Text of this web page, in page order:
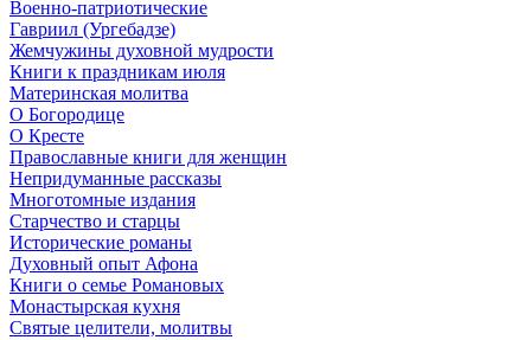
Военно-патриотические
Гавриил (Ургебадзе)
Жемчужины духовной мудрости
Книги к праздникам июля
Материнская молитва
О Богородице
О Кресте
Православные книги для женщин
Непридуманные рассказы
Многотомные издания
Старчество и старцы
Исторические романы
Духовный опыт Афона
Книги о семье Романовых
Монастырская кухня
Святые целители, молитвы